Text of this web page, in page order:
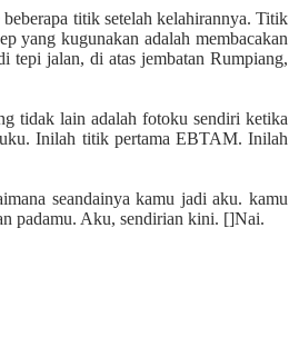
titik setelah kelahirannya. Titik
yang kugunakan adalah membacakan
jalan, di atas jembatan Rumpiang,
tidak lain adalah fotoku sendiri ketika
Inilah titik pertama EBTAM. Inilah
seandainya kamu jadi aku. kamu
padamu. Aku, sendirian kini. []Nai.